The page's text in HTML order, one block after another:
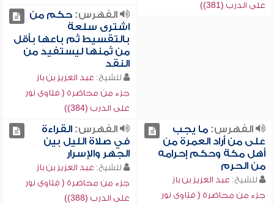
على الدرب (381))
الفهرس:حكم من
اشترى سلعة
بالتقسيط ثم باعها بأقل
من ثمنها ليستفيد من
النقد
للشيخ: عبد العزيز بن باز
جزء من محاضرة ( فتاوى نور
على الدرب (384))
الفهرس:ما يجب
على من أراد العمرة من
أهل مكة وحكم إحرامه
من الحرم
للشيخ: عبد العزيز بن باز
جزء من محاضرة ( فتاوى نور
الفهرس:القراءة
في صلاة الليل بين
الجهر والإسرار
للشيخ: عبد العزيز بن باز
جزء من محاضرة ( فتاوى نور
على الدرب (388))